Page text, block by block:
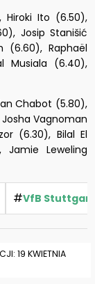
Hiroki Ito (6.50),
Josip Stanišić
(6.60), Raphaël
Musiala (6.40),
Chabot (5.80),
Vagnoman
(6.30), Bilal El
Jamie Leweling
#VfB Stuttgart
19 KWIETNIA